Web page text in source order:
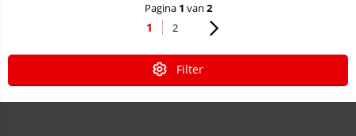
Pagina 1 van 2
1 2
Filter